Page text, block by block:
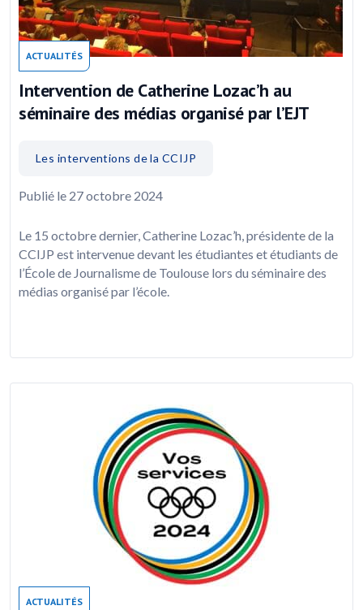
ACTUALITÉS
Intervention de Catherine Lozac’h au
séminaire des médias organisé par l’EJT
Les interventions de la CCIJP
Publié le 27 octobre 2024
Le 15 octobre dernier, Catherine Lozac’h, présidente de la
CCIJP est intervenue devant les étudiantes et étudiants de
l’École de Journalisme de Toulouse lors du séminaire des
médias organisé par l’école.
ACTUALITÉS